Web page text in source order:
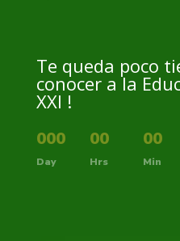
Te queda poco
conocer a la
XXI !
000
Day
00
Hrs
00
Min